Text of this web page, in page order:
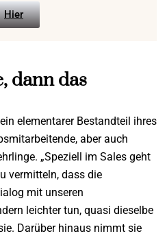
Hier
dann das
elementarer Bestandteil ihres
aber auch
„Speziell im Sales geht
vermitteln, dass die
mit unseren
leichter tun, quasi dieselbe
Darüber hinaus nimmt sie